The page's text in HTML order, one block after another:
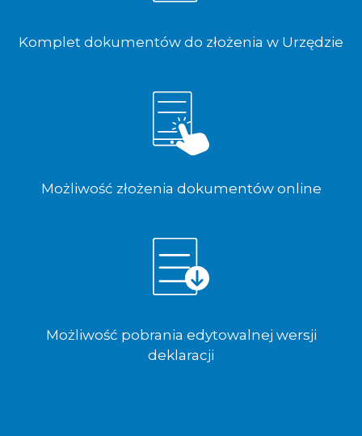
Komplet dokumentów do złożenia w Urzędzie
Możliwość złożenia dokumentów online
Możliwość pobrania edytowalnej wersji
deklaracji